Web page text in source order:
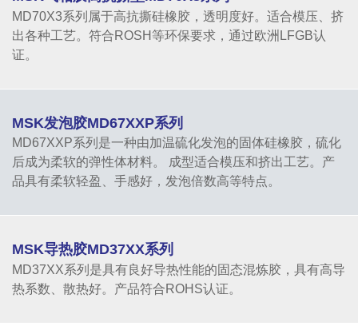
MD70X3系列属于高抗撕硅橡胶，透明度好。适合模压、挤
出各种工艺。符合ROSH等环保要求，通过欧洲LFGB认
证。
MSK发泡胶MD67XXP系列
MD67XXP系列是一种由加温硫化发泡的固体硅橡胶，硫化
后成为柔软的弹性体材料。 成型适合模压和挤出工艺。产
品具有柔软轻盈、手感好，发泡倍数高等特点。
MSK导热胶MD37XX系列
MD37XX系列是具有良好导热性能的固态混炼胶，具有高导
热系数、散热好。产品符合ROHS认证。